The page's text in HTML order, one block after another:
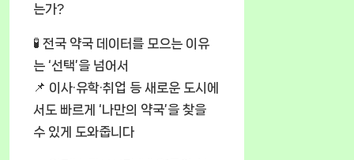
는가?
🧪 전국 약국 데이터를 모으는 이유
는 ‘선택’을 넘어서
📌 이사·유학·취업 등 새로운 도시에
서도 빠르게 ‘나만의 약국’을 찾을
수 있게 도와줍니다